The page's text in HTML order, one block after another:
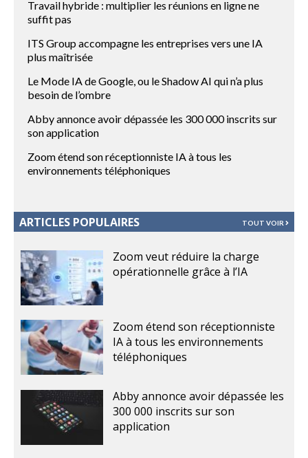
Travail hybride : multiplier les réunions en ligne ne
suffit pas
ITS Group accompagne les entreprises vers une IA
plus maîtrisée
Le Mode IA de Google, ou le Shadow AI qui n’a plus
besoin de l’ombre
Abby annonce avoir dépassée les 300 000 inscrits sur
son application
Zoom étend son réceptionniste IA à tous les
environnements téléphoniques
ARTICLES POPULAIRES TOUT VOIR
Zoom veut réduire la charge
opérationnelle grâce à l’IA
Zoom étend son réceptionniste
IA à tous les environnements
téléphoniques
Abby annonce avoir dépassée les
300 000 inscrits sur son
application